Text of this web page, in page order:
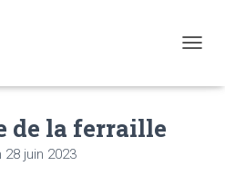
de la ferraille
28 juin 2023